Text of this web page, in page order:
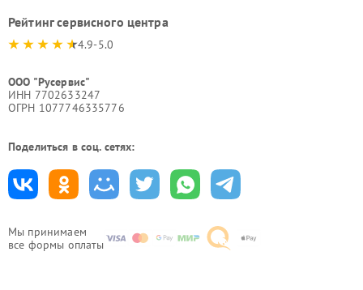
Мы принимаем
все формы оплаты
Рейтинг сервисного центра
4.9-5.0
ООО "Русервис"
ИНН 7702633247
ОГРН 1077746335776
Поделиться в соц. сетях: